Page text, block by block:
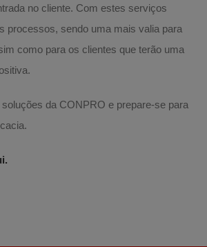
no cliente. Com estes serviços
processos, sendo uma mais valia para
como para os clientes que terão uma
da CONPRO e prepare-se para